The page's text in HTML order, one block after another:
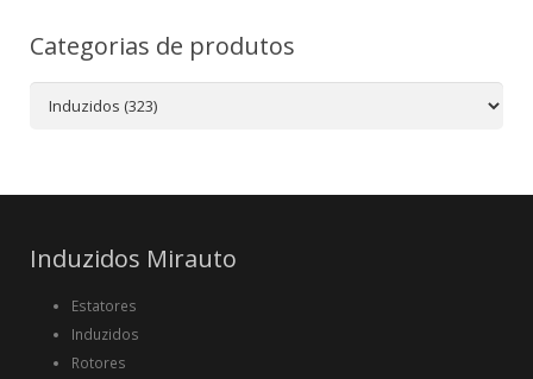
Categorias de produtos
Induzidos Mirauto
Estatores
Induzidos
Rotores